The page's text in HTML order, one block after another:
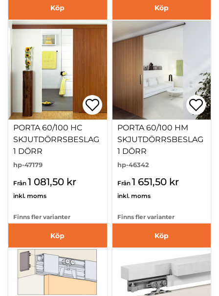
Köp Köp
PORTA 60/100 HC
SKJUTDÖRRSBESLAG
1 DÖRR
hp-47179
Från 1 081,50 kr
inkl. moms
Finns fler varianter
Köp
PORTA 60/100 HM
SKJUTDÖRRSBESLAG
1 DÖRR
hp-46342
Från 1 651,50 kr
inkl. moms
Finns fler varianter
Köp